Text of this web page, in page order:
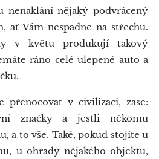
nějaký podvrácený
ať Vám nespadne na střechu.
v květu produkují takový
ráno celé ulepené auto a
v civilizaci, zase:
značky a jestli někomu
a to vše. Také, pokud stojíte u
u ohrady nějakého objektu,